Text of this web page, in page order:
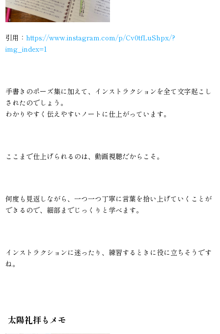
引用：https://www.instagram.com/p/Cv0tfLuShpx/?
img_index=1
手書きのポーズ集に加えて、インストラクションを全て文字起こし
されたのでしょう。
わかりやすく伝えやすいノートに仕上がっています。
ここまで仕上げられるのは、動画視聴だからこそ。
何度も見返しながら、一つ一つ丁寧に言葉を拾い上げていくことが
できるので、細部までじっくりと学べます。
インストラクションに迷ったり、練習するときに役に立ちそうです
ね。
太陽礼拝もメモ